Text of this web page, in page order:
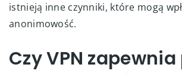
istnieją inne czynniki, które mogą
anonimowość.
Czy VPN zapewnia